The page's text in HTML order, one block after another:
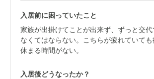
入居前に困っていたこと
家族が出掛けてことが出来ず、ずっと交
なくてはならない。こちらが疲れていても
休まる時間がない。
入居後どうなったか？